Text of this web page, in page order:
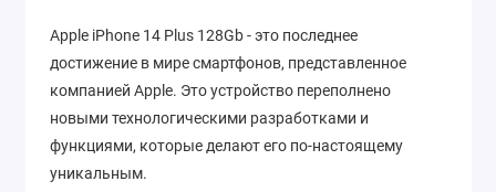
Apple iPhone 14 Plus 128Gb - это последнее
достижение в мире смартфонов, представленное
компанией Apple. Это устройство переполнено
новыми технологическими разработками и
функциями, которые делают его по-настоящему
уникальным.